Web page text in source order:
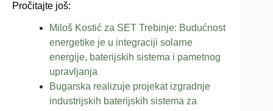
Pročitajte još:
Miloš Kostić za SET Trebinje: Budućnost
energetike je u integraciji solarne
energije, baterijskih sistema i pametnog
upravljanja
Bugarska realizuje projekat izgradnje
industrijskih baterijskih sistema za